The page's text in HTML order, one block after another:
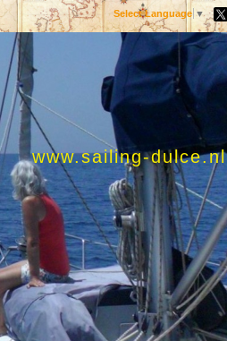
Select Language ▼
www.sailing-dulce.nl